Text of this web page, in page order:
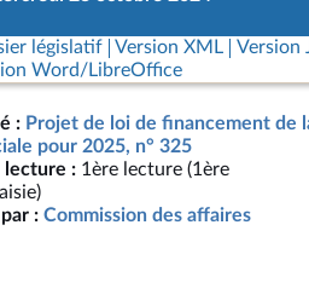
législatif Version XML Version
Word/LibreOffice
: Projet de loi de financement de
pour 2025, n° 325
lecture : 1ère lecture (1ère
: Commission des affaires